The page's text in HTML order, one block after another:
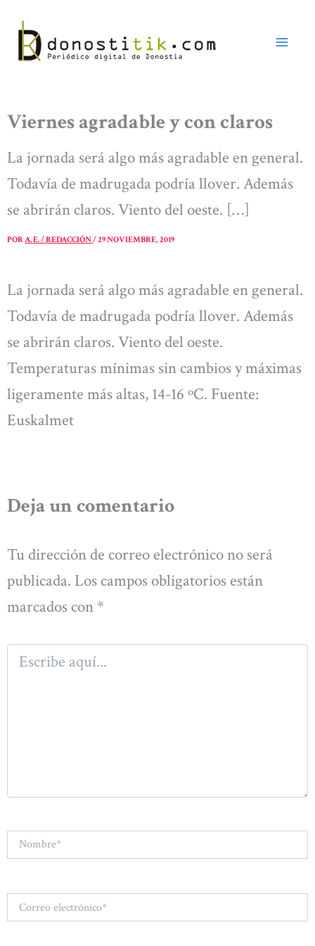
contenido
Viernes agradable y con claros
La jornada será algo más agradable en general.
Todavía de madrugada podría llover. Además
se abrirán claros. Viento del oeste. […]
PORA. E. / REDACCIÓN/29 NOVIEMBRE, 2019
La jornada será algo más agradable en general.
Todavía de madrugada podría llover. Además
se abrirán claros. Viento del oeste.
Temperaturas mínimas sin cambios y máximas
ligeramente más altas, 14-16 ºC. Fuente:
Euskalmet
Deja un comentario
Tu dirección de correo electrónico no será
publicada. Los campos obligatorios están
marcados con *
aquí...
electrónico*